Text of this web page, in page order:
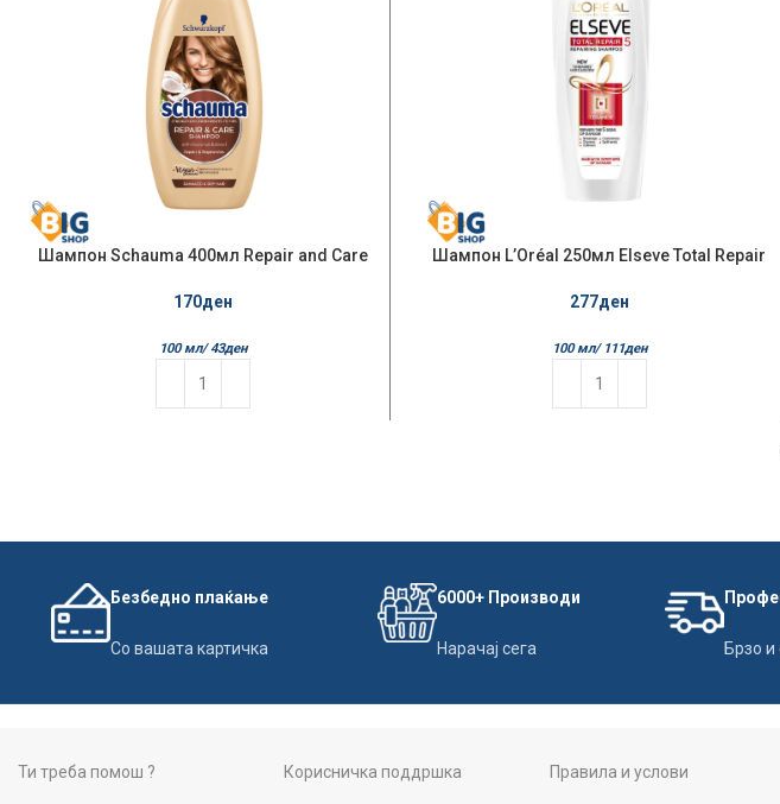
Шампон Schauma 400мл Repair and Care
170ден
100 мл/ 43ден
Шампон L’Oréal 250мл Elseve Total Repair
277ден
100 мл/ 111ден
Безбедно плаќање
Со вашата картичка
6000+ Производи
Нарачај сега Брзо и
Ти треба помош ? Корисничка поддршка Правила и услови